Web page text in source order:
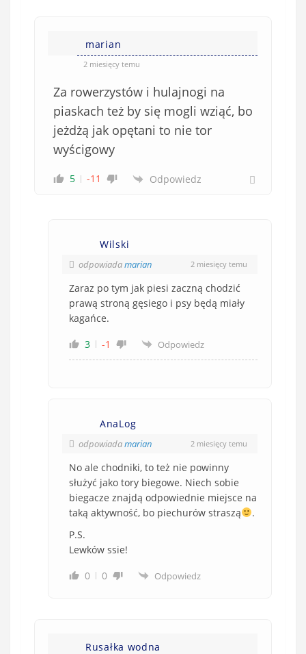
marian
2 miesięcy temu
Za rowerzystów i hulajnogi na
piaskach też by się mogli wziąć, bo
jeżdżą jak opętani to nie tor
wyścigowy
5 -11 Odpowiedz
Wilski
odpowiadamarian 2 miesięcy temu
Zaraz po tym jak piesi zaczną chodzić
prawą stroną gęsiego i psy będą miały
kagańce.
3
-1 Odpowiedz
AnaLog
odpowiadamarian 2 miesięcy temu
No ale chodniki, to też nie powinny
służyć jako tory biegowe. Niech sobie
biegacze znajdą odpowiednie miejsce na
taką aktywność, bo piechurów straszą
.
P.S.
Lewków ssie!
0
0 Odpowiedz
Rusałka wodna